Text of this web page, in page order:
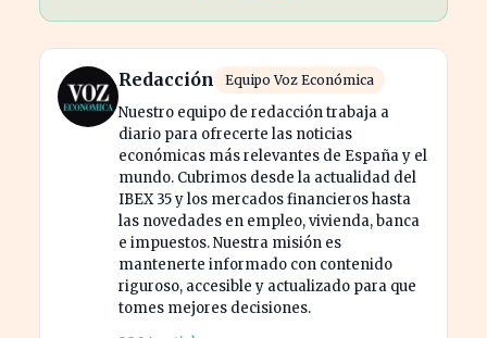
Redacción Equipo Voz Económica
Nuestro equipo de redacción trabaja a
diario para ofrecerte las noticias
económicas más relevantes de España y el
mundo. Cubrimos desde la actualidad del
IBEX 35 y los mercados financieros hasta
las novedades en empleo, vivienda, banca
e impuestos. Nuestra misión es
mantenerte informado con contenido
riguroso, accesible y actualizado para que
tomes mejores decisiones.